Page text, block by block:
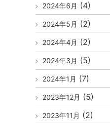
2024年6月 (4)
2024年5月 (2)
2024年4月 (2)
2024年3月 (5)
2024年1月 (7)
2023年12月 (5)
2023年11月 (2)